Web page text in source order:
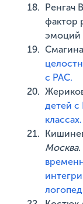
Ренгач
фактор
эмоций
с РАС.
детей
классах.
Москва.